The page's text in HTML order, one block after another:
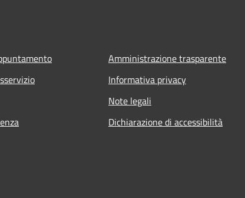
Amministrazione trasparente
Informativa privacy
Note legali
Dichiarazione di accessibilità